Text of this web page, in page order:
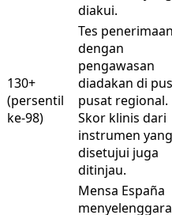
diakui.
130+
(persentil
ke-98)
Tes
dengan
pengawasan
diadakan di
pusat regional.
Skor klinis dari
instrumen yang
disetujui juga
ditinjau.
Mensa España